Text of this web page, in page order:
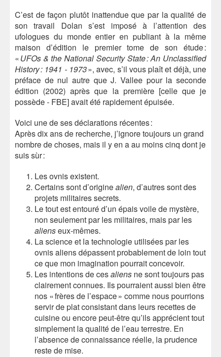
C’est de façon plutôt inattendue que par la qualité de
son travail Dolan s’est imposé à l’attention des
ufologues du monde entier en publiant à la même
maison d’édition le premier tome de son étude :
«UFOs & the National Security State : An Unclassified
History : 1941 - 1973», avec, s’il vous plaît et déjà, une
préface de nul autre que J. Vallee pour la seconde
édition (2002) après que la première [celle que je
possède - FBE] avait été rapidement épuisée.
Voici une de ses déclarations récentes :
Après dix ans de recherche, j’ignore toujours un grand
nombre de choses, mais il y en a au moins cinq dont je
suis sùr :
Les ovnis existent.
Certains sont d’originealien, d’autres sont des
projets militaires secrets.
Le tout est entouré d’un épais voile de mystère,
non seulement par les militaires, mais par les
alienseux-mêmes.
La science et la technologie utilisées par les
ovnis aliens dépassent probablement de loin tout
ce que mon imagination pourrait concevoir.
Les intentions de cesaliens ne sont toujours pas
clairement connues. Ils pourraient aussi bien être
nos « frères de l’espace » comme nous pourrions
servir de plat consistant dans leurs recettes de
cuisine ou encore peut-être qu’ils apprécient tout
simplement la qualité de l’eau terrestre. En
l’absence de connaissance réelle, la prudence
reste de mise.